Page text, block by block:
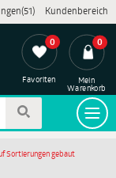
Kundenbereich
0
Favoriten
0
Mein
Warenkorb
Sortierungen gebaut